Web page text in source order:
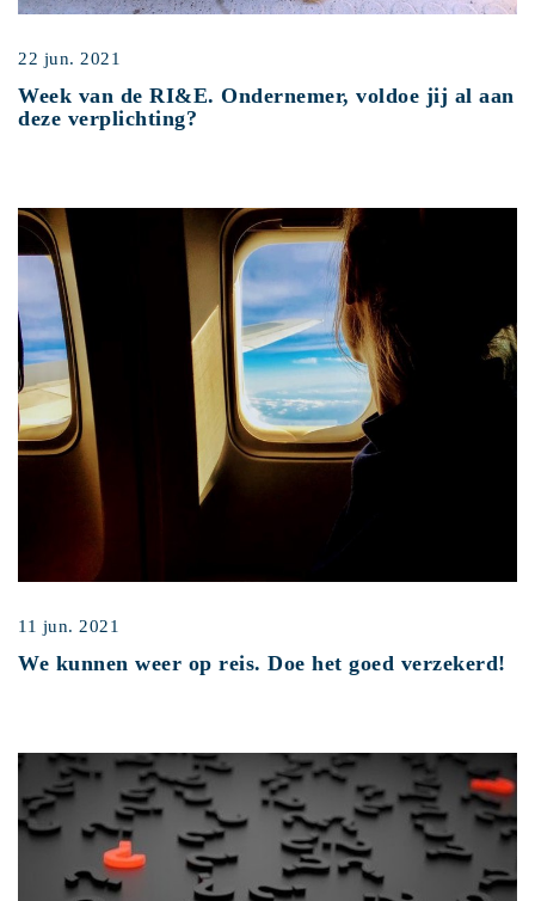
22 jun. 2021
Week van de RI&E. Ondernemer, voldoe jij al aan
deze verplichting?
11 jun. 2021
We kunnen weer op reis. Doe het goed verzekerd!